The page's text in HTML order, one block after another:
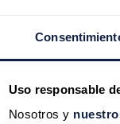
Uso responsable
Nosotros y
por Jaguar se unen
hora en 4,8 segundos.
la conducción, el I-
de uso que
I-Pace será